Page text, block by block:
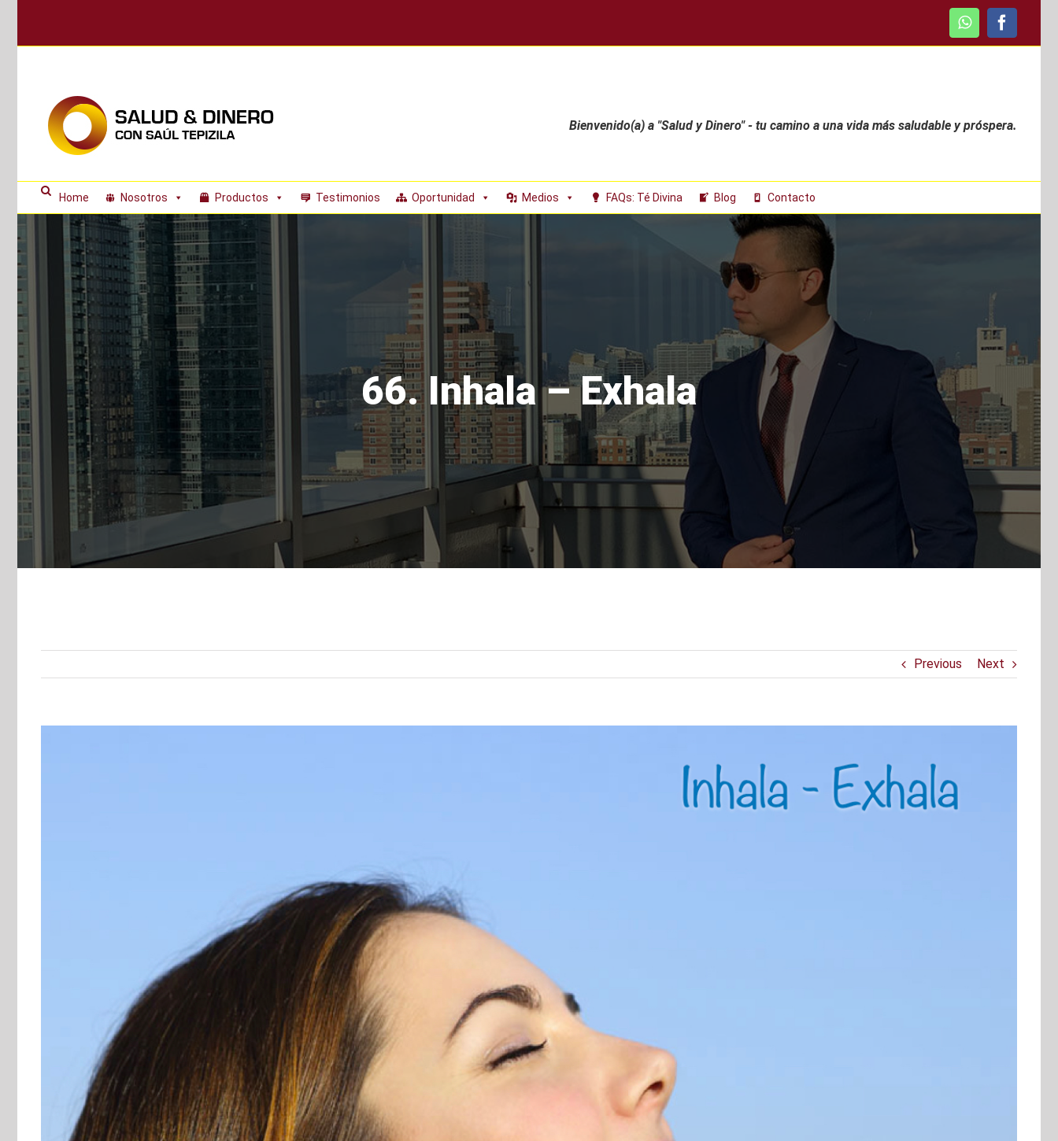
WhatsApp
Bienvenido(a) a "Salud y Dinero" - tu camino a una vida más saludable y próspera.
Home Nosotros Productos Testimonios Oportunidad Medios FAQs: Té Divina Blog Contacto
66. Inhala – Exhala
Previous Next